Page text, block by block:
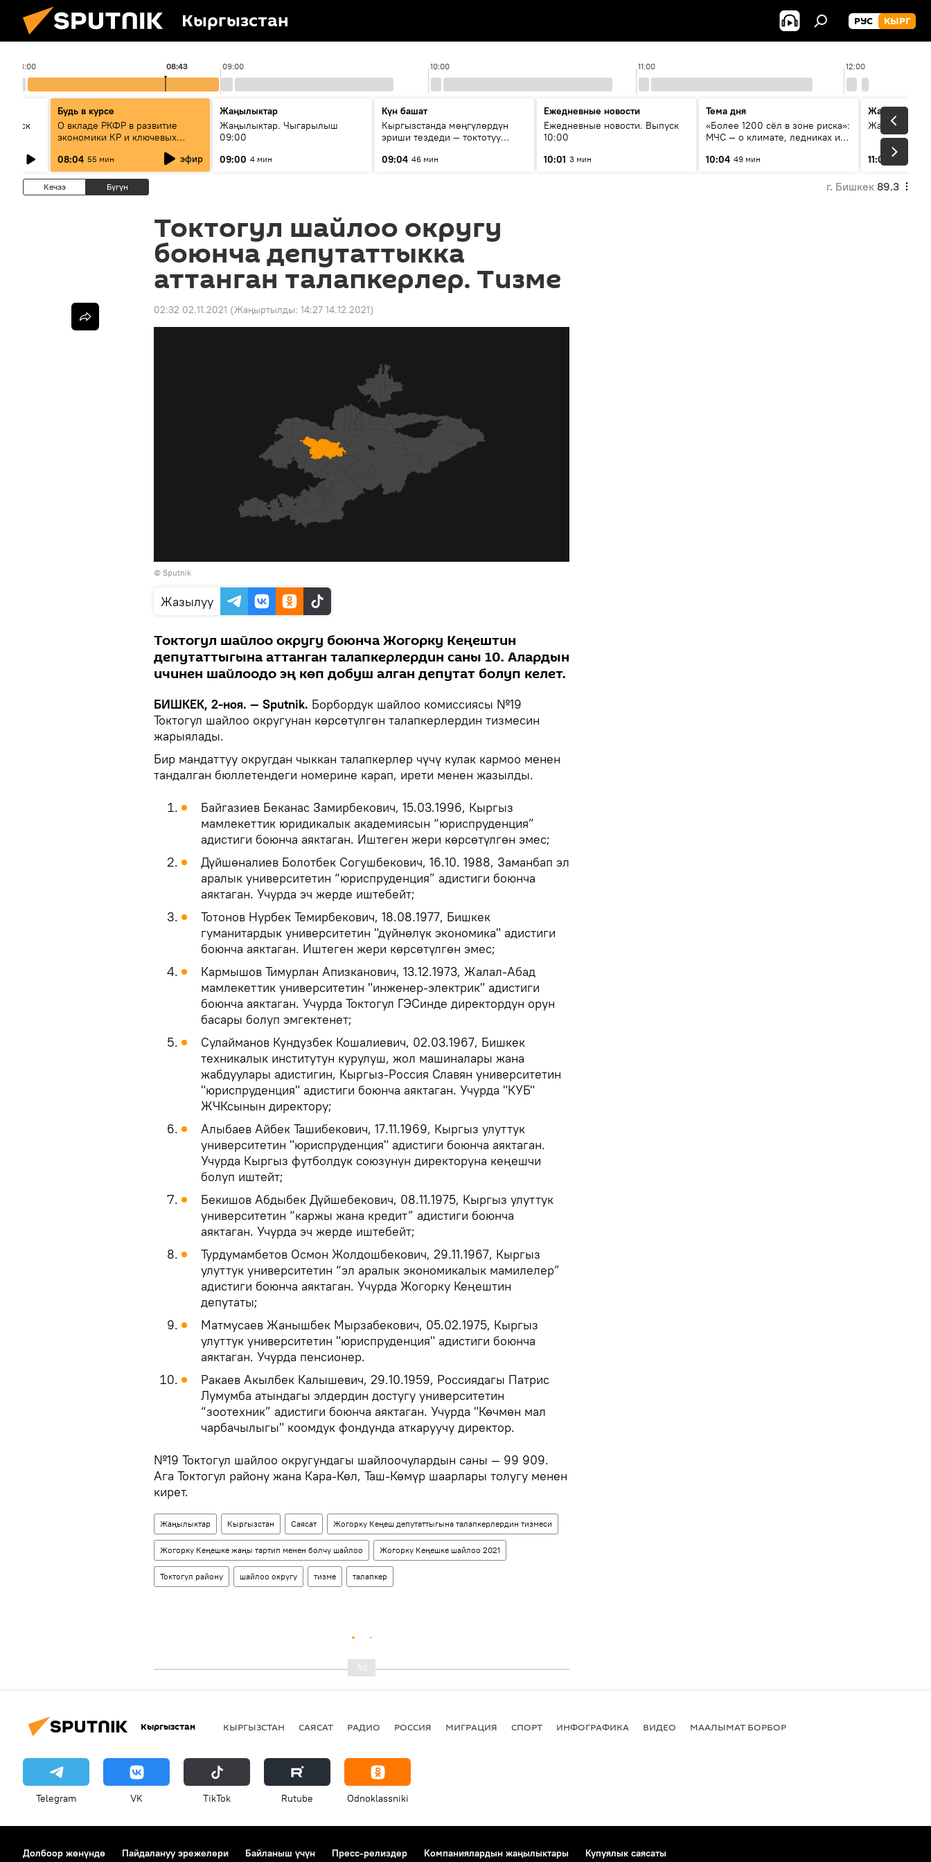
Кыргызстан РУС КЫРГ
08:00 09:00 10:00 11:00 12:00
08:43
Будь в курсе
О вкладе РКФР в развитие
экономики КР и ключевых
08:04 55 мин эфир
Жаңылыктар
Жаңылыктар. Чыгарылыш
09:00
09:00 4 мин
Күн башат
Кыргызстанда мөңгүлөрдүн
эриши тездеди — токтотуу
09:04 46 мин
Ежедневные новости
Ежедневные новости. Выпуск
10:00
10:01 3 мин
Тема дня
«Более 1200 сёл в зоне риска»:
МЧС — о климате, ледниках и
населения
10:04 49 мин
Жаңылыктар
11:01 3 мин
Кечээ Бүгүн г. Бишкек 89.3
Токтогул шайлоо округу
боюнча депутаттыкка
аттанган талапкерлер. Тизме
02:32 02.11.2021 (Жаңыртылды: 14:27 14.12.2021)
© Sputnik
Жазылуу
Токтогул шайлоо округу боюнча Жогорку Кеңештин
депутаттыгына аттанган талапкерлердин саны 10. Алардын
ичинен шайлоодо эң көп добуш алган депутат болуп келет.
БИШКЕК, 2-ноя. — Sputnik. Борбордук шайлоо комиссиясы №19
Токтогул шайлоо округунан көрсөтүлгөн талапкерлердин тизмесин
жарыялады.
Бир мандаттуу округдан чыккан талапкерлер чүчү кулак кармоо менен
тандалган бюллетендеги номерине карап, ирети менен жазылды.
Байгазиев Беканас Замирбекович, 15.03.1996, Кыргыз
мамлекеттик юридикалык академиясын “юриспруденция”
адистиги боюнча аяктаган. Иштеген жери көрсөтүлгөн эмес;
Дүйшөналиев Болотбек Согушбекович, 16.10. 1988, Заманбап эл
аралык университетин “юриспруденция” адистиги боюнча
аяктаган. Учурда эч жерде иштебейт;
Тотонов Нурбек Темирбекович, 18.08.1977, Бишкек
гуманитардык университетин "дүйнөлүк экономика" адистиги
боюнча аяктаган. Иштеген жери көрсөтүлгөн эмес;
Кармышов Тимурлан Апизканович, 13.12.1973, Жалал-Абад
мамлекеттик университетин "инженер-электрик" адистиги
боюнча аяктаган. Учурда Токтогул ГЭСинде директордун орун
басары болуп эмгектенет;
Сулайманов Кундузбек Кошалиевич, 02.03.1967, Бишкек
техникалык институтун курулуш, жол машиналары жана
жабдуулары адистигин, Кыргыз-Россия Славян университетин
"юриспруденция" адистиги боюнча аяктаган. Учурда "КУБ"
ЖЧКсынын директору;
Алыбаев Айбек Ташибекович, 17.11.1969, Кыргыз улуттук
университетин "юриспруденция" адистиги боюнча аяктаган.
Учурда Кыргыз футболдук союзунун директоруна кеңешчи
болуп иштейт;
Бекишов Абдыбек Дүйшебекович, 08.11.1975, Кыргыз улуттук
университетин “каржы жана кредит” адистиги боюнча
аяктаган. Учурда эч жерде иштебейт;
Турдумамбетов Осмон Жолдошбекович, 29.11.1967, Кыргыз
улуттук университетин “эл аралык экономикалык мамилелер”
адистиги боюнча аяктаган. Учурда Жогорку Кеңештин
депутаты;
Матмусаев Жанышбек Мырзабекович, 05.02.1975, Кыргыз
улуттук университетин "юриспруденция" адистиги боюнча
аяктаган. Учурда пенсионер.
Ракаев Акылбек Калышевич, 29.10.1959, Россиядагы Патрис
Лумумба атындагы элдердин достугу университетин
“зоотехник” адистиги боюнча аяктаган. Учурда "Көчмөн мал
чарбачылыгы" коомдук фондунда аткаруучу директор.
№19 Токтогул шайлоо округундагы шайлоочулардын саны — 99 909.
Ага Токтогул району жана Кара-Көл, Таш-Көмүр шаарлары толугу менен
кирет.
Жаңылыктар Кыргызстан Саясат Жогорку Кеңеш депутаттыгына талапкерлердин тизмеси
Жогорку Кеңешке жаңы тартип менен болчу шайлоо Жогорку Кеңешке шайлоо 2021
Токтогул району шайлоо округу тизме талапкер
Кыргызстан КЫРГЫЗСТАН САЯСАТ РАДИО РОССИЯ МИГРАЦИЯ СПОРТ ИНФОГРАФИКА ВИДЕО МААЛЫМАТ БОРБОР
Telegram VK ТikТоk Rutube Odnoklassniki
Долбоор жөнүндө Пайдалануу эрежелери Байланыш үчүн Пресс-релиздер Компаниялардын жаңылыктары Купуялык саясаты